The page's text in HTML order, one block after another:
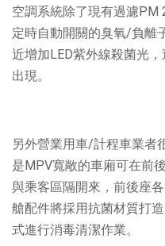
空調系統除了現有過濾PM
定時自動開關的臭氧/負離
近增加LED紫外線殺菌光
出現。
另外營業用車/計程車業者
是MPV寬敞的車廂可在前
與乘客區隔開來，前後座
艙配件將採用抗菌材質打
式進行消毒清潔作業。